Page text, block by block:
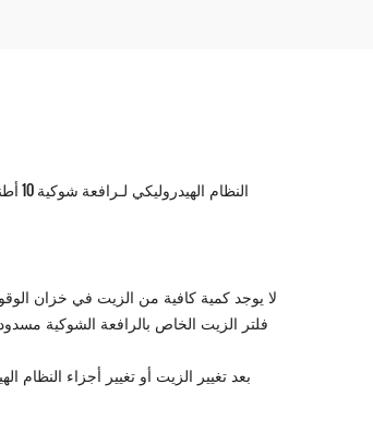
النظام الهيدروليكي لـرافعة شوكية 10 أطنان
3. لا يوجد كمية كافية من الزيت في خزان